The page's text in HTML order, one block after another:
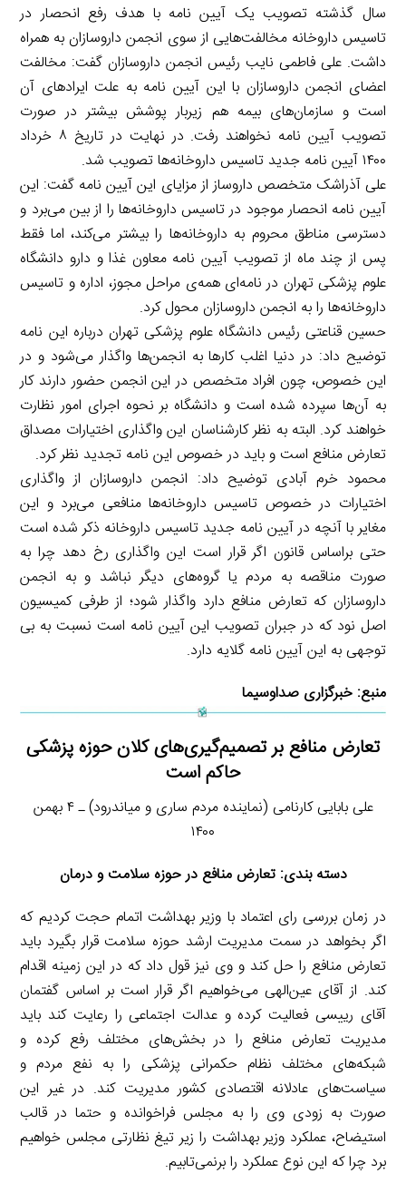
سال گذشته تصویب یک آیین نامه با هدف رفع انحصار در
تاسیس داروخانه مخالفت‌هایی از سوی انجمن داروسازان به همراه
داشت. علی فاطمی نایب رئیس انجمن داروسازان گفت: مخالفت
اعضای انجمن داروسازان با این آیین نامه به علت ایراد‌های آن
است و سازمان‌های بیمه هم زیربار پوشش بیشتر در صورت
تصویب آیین نامه نخواهند رفت. در نهایت در تاریخ ۸ خرداد
۱۴۰۰ آیین نامه جدید تاسیس داروخانه‌ها تصویب شد.
علی آذراشک متخصص داروساز از مزایای این آیین نامه گفت: این
آیین نامه انحصار موجود در تاسیس داروخانه‌ها را از بین می‌برد و
دسترسی مناطق محروم به داروخانه‌ها را بیشتر می‌کند، اما فقط
پس از چند ماه از تصویب آیین نامه معاون غذا و دارو دانشگاه
علوم پزشکی تهران در نامه‌ای همه‌ی مراحل مجوز، اداره و تاسیس
داروخانه‌ها را به انجمن داروسازان محول کرد.
حسین قناعتی رئیس دانشگاه علوم پزشکی تهران درباره این نامه
توضیح داد: در دنیا اغلب کار‌ها به انجمن‌ها واگذار می‌شود و در
این خصوص، چون افراد متخصص در این انجمن حضور دارند کار
به آن‌ها سپرده شده است و دانشگاه بر نحوه اجرای امور نظارت
خواهند کرد. البته به نظر کارشناسان این واگذاری اختیارات مصداق
تعارض منافع است و باید در خصوص این نامه تجدید نظر کرد.
محمود خرم آبادی توضیح داد: انجمن داروسازان از واگذاری
اختیارات در خصوص تاسیس داروخانه‌ها منافعی می‌برد و این
مغایر با آنچه در آیین نامه جدید تاسیس داروخانه ذکر شده است
حتی براساس قانون اگر قرار است این واگذاری رخ دهد چرا به
صورت مناقصه به مردم یا گروه‌های دیگر نباشد و به انجمن
داروسازان که تعارض منافع دارد واگذار شود؛ از طرفی کمیسیون
اصل نود که در جبران تصویب این آیین نامه است نسبت به بی
توجهی به این آیین نامه گلایه دارد.
منبع:خبرگزاری صداوسیما
تعارض منافع بر تصمیم‌گیری‌های کلان حوزه پزشکی
حاکم است
علی بابایی کارنامی (نماینده مردم ساری و میاندرود) ـ ۴ بهمن
۱۴۰۰
دسته بندی: تعارض منافع در حوزه سلامت و درمان
در زمان بررسی رای اعتماد با وزیر بهداشت اتمام حجت کردیم که
اگر بخواهد در سمت مدیریت ارشد حوزه سلامت قرار بگیرد باید
تعارض منافع را حل کند و وی نیز قول داد که در این زمینه اقدام
کند. از آقای عین‌الهی می‌خواهیم اگر قرار است بر اساس گفتمان
آقای رییسی فعالیت کرده و عدالت اجتماعی را رعایت کند باید
مدیریت تعارض منافع را در بخش‌های مختلف رفع کرده و
شبکه‌های مختلف نظام حکمرانی پزشکی را به نفع مردم و
سیاست‌های عادلانه اقتصادی کشور مدیریت کند. در غیر این
صورت به زودی وی را به مجلس فراخوانده و حتما در قالب
استیضاح، عملکرد وزیر بهداشت را زیر تیغ نظارتی مجلس خواهیم
برد چرا که این نوع عملکرد را برنمی‌تابیم.